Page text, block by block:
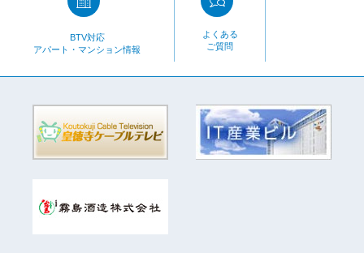
BTV対応
アパート・マンション情報
よくある
ご質問